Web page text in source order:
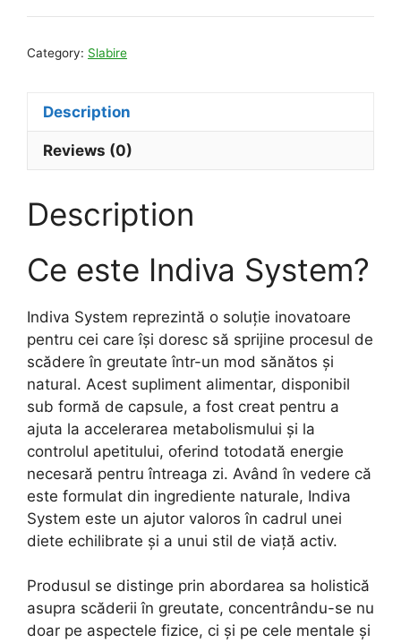
Category: Slabire
Description
Reviews (0)
Description
Ce este Indiva System?
Indiva System reprezintă o soluție inovatoare
pentru cei care își doresc să sprijine procesul de
scădere în greutate într-un mod sănătos și
natural. Acest supliment alimentar, disponibil
sub formă de capsule, a fost creat pentru a
ajuta la accelerarea metabolismului și la
controlul apetitului, oferind totodată energie
necesară pentru întreaga zi. Având în vedere că
este formulat din ingrediente naturale, Indiva
System este un ajutor valoros în cadrul unei
diete echilibrate și a unui stil de viață activ.
Produsul se distinge prin abordarea sa holistică
asupra scăderii în greutate, concentrându-se nu
doar pe aspectele fizice, ci și pe cele mentale și